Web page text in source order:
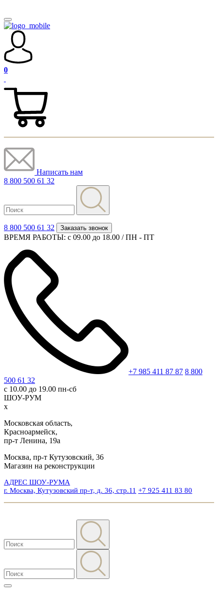
0
Написать нам
8 800 500 61 32
8 800 500 61 32 Заказать звонок
ВРЕМЯ РАБОТЫ: с 09.00 до 18.00 / ПН - ПТ
+7 985 411 87 87 8 800
500 61 32
с 10.00 до 19.00 пн-сб
ШОУ-РУМ
x
Московская область,
Красноармейск,
пр-т Ленина, 19а
Москва, пр-т Кутузовский, 36
Магазин на реконструкции
АДРЕС ШОУ-РУМА
г. Москва, Кутузовский пр-т, д. 36, стр.11 +7 925 411 83 80